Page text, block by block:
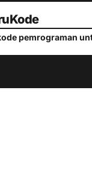
pemrograman